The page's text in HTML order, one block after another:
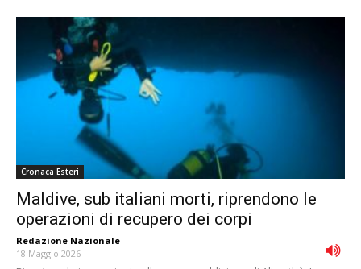
Cronaca Esteri
Maldive, sub italiani morti, riprendono le
operazioni di recupero dei corpi
Redazione Nazionale -
18 Maggio 2026